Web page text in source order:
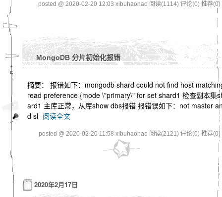
posted @ 2020-02-20 12:03 xibuhaohao 阅读(1114) 评论(0) 推荐(0)
MongoDB 分片初始化报错
摘要： 报错如下：mongodb shard could not find host
read preference {mode \"primary\" for set shard1 检查副本集
ard1 主库正常，从库show dbs报错 报错误如下：not master
d sl 阅读全文
posted @ 2020-02-20 11:58 xibuhaohao 阅读(2121) 评论(0) 推荐(0)
2020年2月17日